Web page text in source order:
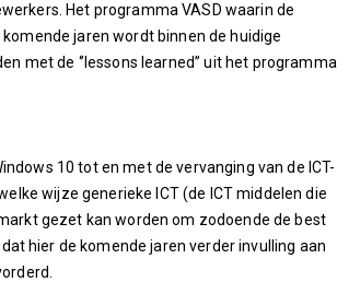
Het programma VASD waarin de
jaren wordt binnen de huidige
met de ‘’lessons learned’’ uit het programma
10 tot en met de vervanging van de ICT-
wijze generieke ICT (de ICT middelen die
gezet kan worden om zodoende de best
hier de komende jaren verder invulling aan